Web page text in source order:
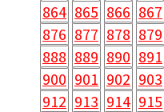
864 865 866 867
876 877 878 879
888 889 890 891
900 901 902 903
912 913 914 915